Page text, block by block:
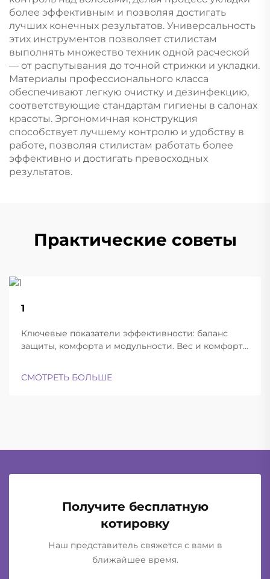
более эффективным и позволяя достигать
лучших конечных результатов. Универсальность
этих инструментов позволяет стилистам
выполнять множество техник одной расческой
— от распутывания до точной стрижки и укладки.
Материалы профессионального класса
обеспечивают легкую очистку и дезинфекцию,
соответствующие стандартам гигиены в салонах
красоты. Эргономичная конструкция
способствует лучшему контролю и удобству в
работе, позволяя стилистам работать более
эффективно и достигать превосходных
результатов.
Практические советы
1
Ключевые показатели эффективности: баланс
защиты, комфорта и модульности. Вес и комфорт
шлемы успешно находят баланс между
СМОТРЕТЬ БОЛЬШЕ
Получите бесплатную
котировку
Наш представитель свяжется с вами в
ближайшее время.